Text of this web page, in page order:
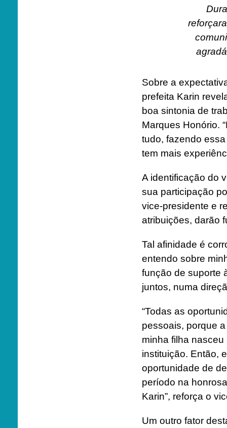
Sobre a
prefeita Karin
boa sintonia de
Marques Honório.
tudo, fazendo
tem mais
A identificação do
sua participação
vice-presidente e
atribuições, darão
Tal afinidade é
entendo sobre
função de suporte
juntos, numa
“Todas as
pessoais, porque
minha filha
instituição. Então,
oportunidade de
período na
Karin”, reforça o
Um outro fator